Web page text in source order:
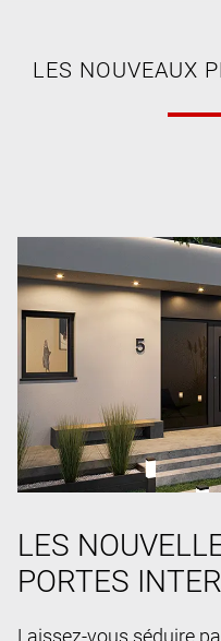
LES NOUVEAUX
LES
PORTES
Laissez-vous séduire